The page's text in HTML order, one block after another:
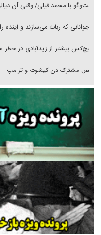
گفت‌وگو با محمد فیلی/ وقتی آن
نوجوانانی که ربات می‌سازند و آینده را
هیچ‌کس بیشتر از زیدآبادی در خطر
رقص مشترک دن کیشوت و ترامپ
دنده دولت به واگذاری مسئله‌دار
غریزه‌ی بقا و آقای باقی و رفقا
جراحی‌های زیبایی با مدرک
گفت‌وگو با همسر یکی از شهدای
انگشت‌های پا شناسایی کردیم
نسلی که آنلاین الگو می‌گیرد
گفت‌وگو با آیت‌الله جاودان/ جفای
ارتقا می‌داد